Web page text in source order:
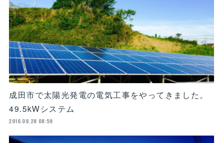
​成田市で太陽光発電の電気工事をやってきました。
49.5kWシステム
2016.09.28 08:59